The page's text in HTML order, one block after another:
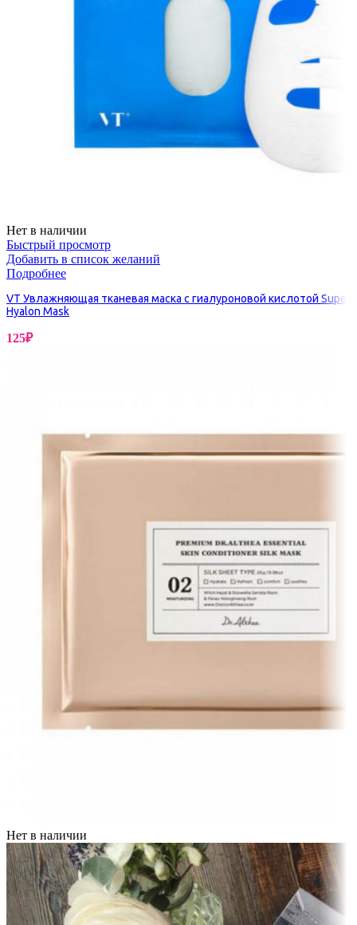
Нет в наличии
Быстрый просмотр
Добавить в список желаний
Подробнее
VT Увлажняющая тканевая маска с гиалуроновой кислотой Super
Hyalon Mask
125₽
Нет в наличии